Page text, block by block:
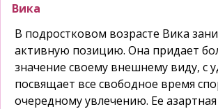
Вика
В подростковом возрасте Вика
активную позицию. Она придает
значение своему внешнему виду, с
посвящает все свободное время
очередному увлечению. Ее